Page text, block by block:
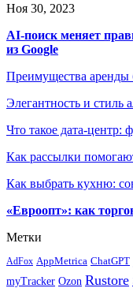
Ноя 30, 2023
AI-поиск меняет
из Google
Преимущества аренды
Элегантность и стиль
Что такое дата-центр:
Как рассылки
Как выбрать кухню:
«Евроопт»: как
Метки
AdFox AppMetrica ChatGPT
myTracker Ozon Rustore